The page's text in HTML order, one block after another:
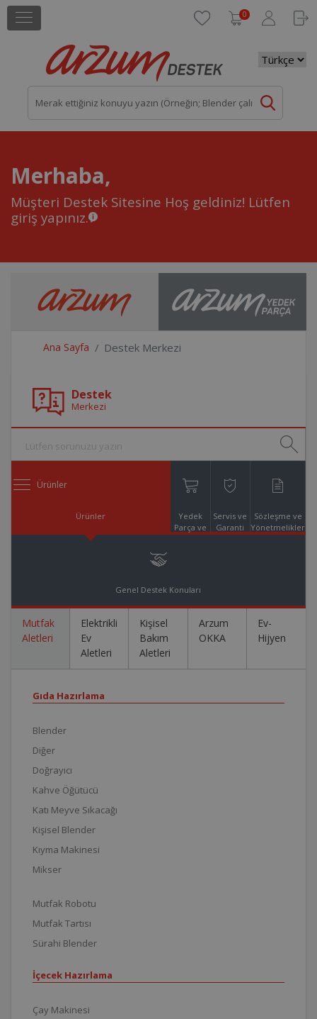
0
Merhaba,
Müşteri Destek Sitesine Hoş geldiniz! Lütfen
giriş yapınız.
Ana Sayfa Destek Merkezi
Destek
Merkezi
Ürünler
Ürünler
Yedek
Parça ve
Servis ve
Garanti
Sözleşme ve
Yönetmelikler
Genel Destek Konuları
Mutfak
Aletleri
Elektrikli
Ev
Aletleri
Kişisel
Bakım
Aletleri
Arzum
OKKA
Ev-
Hijyen
Gıda Hazırlama
Blender
Diğer
Doğrayıcı
Kahve Öğütücü
Katı Meyve Sıkacağı
Kişisel Blender
Kıyma Makinesi
Mikser
Mutfak Robotu
Mutfak Tartısı
Sürahi Blender
İçecek Hazırlama
Çay Makinesi